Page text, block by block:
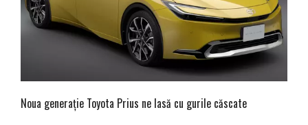
Noua generație Toyota Prius ne lasă cu gurile căscate